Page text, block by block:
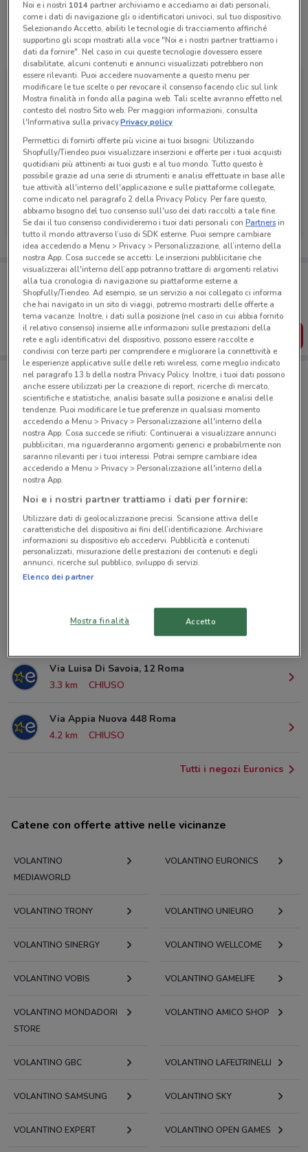
Tutte le promozioni di questo negozio
Euronics
Scade il 19/08 643 m
Porta DoveConviene sempre con te!
Puoi trovare le migliori offerte dei negozi vicino a te,
salvarle e creare la tua lista del risparmio, comodamente
dal tuo cellulare.
SCARICA L’APP
Negozi Euronics a Roma
Viale Ippocrate, 23/43 Roma
643 m
CHIUSO
Viale Rossini, 11/13 Roma
2.1 km
Via Salaria, 665 Roma
Via Luisa Di Savoia, 12 Roma
3.3 km
CHIUSO
Via Appia Nuova 448 Roma
4.2 km
CHIUSO
Tutti i negozi Euronics
Catene con offerte attive nelle vicinanze
VOLANTINO
MEDIAWORLD
VOLANTINO EURONICS
VOLANTINO TRONY VOLANTINO UNIEURO
VOLANTINO SINERGY VOLANTINO WELLCOME
VOLANTINO VOBIS VOLANTINO GAMELIFE
VOLANTINO MONDADORI
STORE
VOLANTINO AMICO SHOP
VOLANTINO GBC VOLANTINO LAFELTRINELLI
VOLANTINO SAMSUNG VOLANTINO SKY
VOLANTINO EXPERT VOLANTINO OPEN GAMES
Noi e i nostri 1014partner archiviamo e accediamo ai dati personali,
come i dati di navigazione gli o identificatori univoci, sul tuo dispositivo.
Selezionando Accetto, abiliti le tecnologie di tracciamento affinché
supportino gli scopi mostrati alla voce "Noi e i nostri partner trattiamo i
dati da fornire". Nel caso in cui queste tecnologie dovessero essere
disabilitate, alcuni contenuti e annunci visualizzati potrebbero non
essere rilevanti. Puoi accedere nuovamente a questo menu per
modificare le tue scelte o per revocare il consenso facendo clic sul link
Mostra finalità in fondo alla pagina web. Tali scelte avranno effetto nel
contesto del nostro Sito web. Per maggiori informazioni, consulta
l'Informativa sulla privacy.Privacy policy
Permettici di fornirti offerte più vicine ai tuoi bisogni: Utilizzando
Shopfully/Tiendeo puoi visualizzare inserzioni e offerte per i tuoi acquisti
quotidiani più attinenti ai tuoi gusti e al tuo mondo. Tutto questo è
possibile grazie ad una serie di strumenti e analisi effettuate in base alle
tue attività all'interno dell'applicazione e sulle piattaforme collegate,
come indicato nel paragrafo 2 della Privacy Policy. Per fare questo,
abbiamo bisogno del tuo consenso sull'uso dei dati raccolti a tale fine.
Se dai il tuo consenso condivideremo i tuoi dati personali conPartnersin
tutto il mondo attraverso l’uso di SDK esterne. Puoi sempre cambiare
idea accedendo a Menu > Privacy > Personalizzazione, all’interno della
nostra App. Cosa succede se accetti: Le inserzioni pubblicitarie che
visualizzerai all'interno dell’app potranno trattare di argomenti relativi
alla tua cronologia di navigazione su piattaforme esterne a
Shopfully/Tiendeo. Ad esempio, se un servizio a noi collegato ci informa
che hai navigato in un sito di viaggi, potremo mostrarti delle offerte a
tema vacanze. Inoltre, i dati sulla posizione (nel caso in cui abbia fornito
il relativo consenso) insieme alle informazioni sulle prestazioni della
rete e agli identificativi del dispositivo, possono essere raccolte e
condivisi con terze parti per comprendere e migliorare la connettività e
le esperienze applicative sulle delle reti wireless, come meglio indicato
nel paragrafo 13.b della nostra Privacy Policy. Inoltre, i tuoi dati possono
anche essere utilizzati per la creazione di report, ricerche di mercato,
scientifiche e statistiche, analisi basate sulla posizione e analisi delle
tendenze. Puoi modificare le tue preferenze in qualsiasi momento
accedendo a Menu > Privacy > Personalizzazione all'interno della
nostra App. Cosa succede se rifiuti: Continuerai a visualizzare annunci
pubblicitari, ma riguarderanno argomenti generici e probabilmente non
saranno rilevanti per i tuoi interessi. Potrai sempre cambiare idea
accedendo a Menu > Privacy > Personalizzazione all'interno della
nostra App.
Noi e i nostri partner trattiamo i dati per fornire:
Utilizzare dati di geolocalizzazione precisi. Scansione attiva delle
caratteristiche del dispositivo ai fini dell’identificazione. Archiviare
informazioni su dispositivo e/o accedervi. Pubblicità e contenuti
personalizzati, misurazione delle prestazioni dei contenuti e degli
annunci, ricerche sul pubblico, sviluppo di servizi.
Elenco dei partner
Mostra finalità Accetto